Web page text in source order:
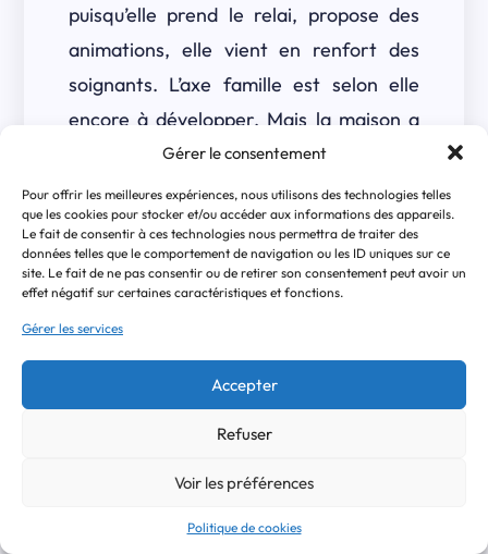
Gérer le consentement
Pour offrir les meilleures expériences, nous utilisons des technologies telles
que les cookies pour stocker et/ou accéder aux informations des appareils.
Le fait de consentir à ces technologies nous permettra de traiter des
données telles que le comportement de navigation ou les ID uniques sur ce
site. Le fait de ne pas consentir ou de retirer son consentement peut avoir un
effet négatif sur certaines caractéristiques et fonctions.
Gérer les services
Accepter
Refuser
Voir les préférences
Politique de cookies
puisqu’elle prend le relai, propose des
animations, elle vient en renfort des
soignants. L’axe famille est selon elle
encore à développer. Mais la maison a
permis à des familles de proches en fin
de vie de se sentir chez eux, de faire ce
qu’ils voulaient. Ils vivaient ici pour
accompagner leur proche, et nous, nous
étions là au cas où il y avait un besoin. La
fin de vie d’un proche leur appartient.
On s’efface pour laisser place à la vie
jusqu’au bout. C’est l’école de l’humilité
pour les soignants, être là si besoin pour
aime. C’est bien loin de la toute-